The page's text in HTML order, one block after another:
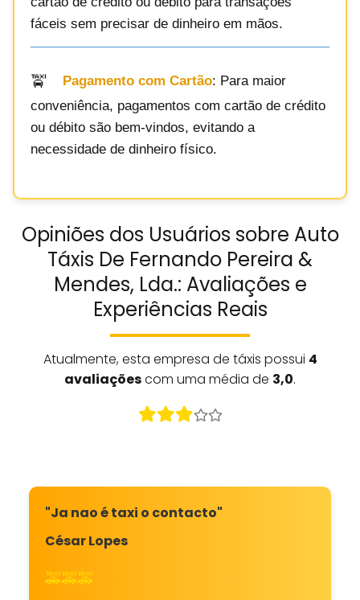
fáceis sem precisar de dinheiro em mãos.
Pagamento com Cartão: Para maior
conveniência, pagamentos com cartão de crédito
ou débito são bem-vindos, evitando a
necessidade de dinheiro físico.
Opiniões dos Usuários sobre Auto
Táxis De Fernando Pereira &
Mendes, Lda.: Avaliações e
Experiências Reais
Atualmente, esta empresa de táxis possui 4
avaliaçõescom uma média de 3,0.
"Ja nao é taxi o contacto"
César Lopes
🚕🚕🚕